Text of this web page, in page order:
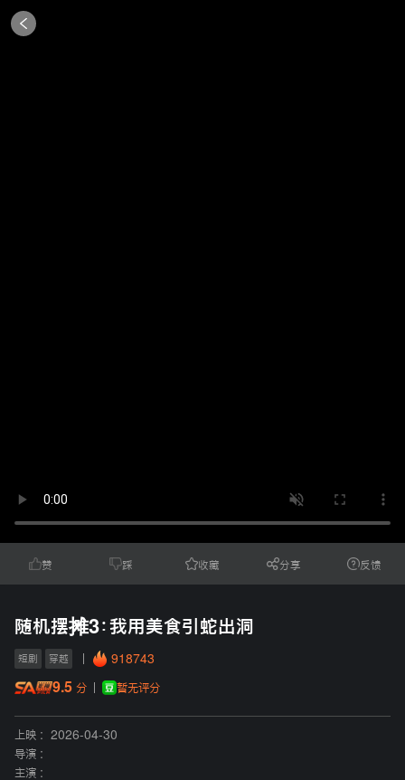
赞 踩 收藏 分享 反馈
随机摆摊3：我用美食引蛇出洞
短剧 穿越 918743
9.5 分 暂无评分
上映 :
2026-04-30
导演 :
主演 :